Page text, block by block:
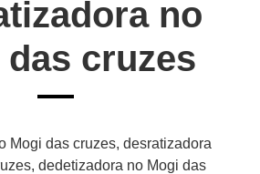
no
das cruzes
Mogi das cruzes, desratizadora
dedetizadora no Mogi das